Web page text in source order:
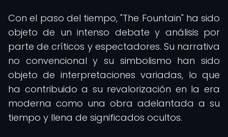
Con el paso del tiempo, "The Fountain" ha sido
objeto de un intenso debate y análisis por
parte de críticos y espectadores. Su narrativa
no convencional y su simbolismo han sido
objeto de interpretaciones variadas, lo que
ha contribuido a su revalorización en la era
moderna como una obra adelantada a su
tiempo y llena de significados ocultos.